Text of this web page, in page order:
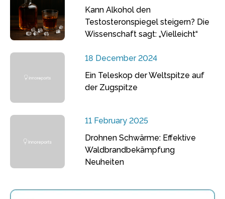
Kann Alkohol den
Testosteronspiegel steigern? Die
Wissenschaft sagt: „Vielleicht“
18 December 2024
Ein Teleskop der Weltspitze auf
der Zugspitze
11 February 2025
Drohnen Schwärme: Effektive
Waldbrandbekämpfung
Neuheiten